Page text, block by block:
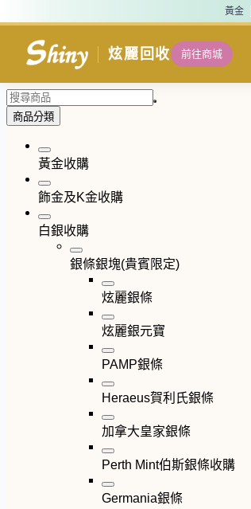
黃金
炫麗回收 前往商城
商品分類
黃金收購
飾金及K金收購
白銀收購
銀條銀塊(貴賓限定)
炫麗銀條
炫麗銀元寶
PAMP銀條
Heraeus賀利氏銀條
加拿大皇家銀條
Perth Mint伯斯銀條收購
Germania銀條